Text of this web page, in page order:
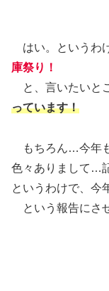
はい。というわ
庫祭り！
と、言いたいと
っています！
もちろん…今年
色々ありまして…
というわけで、今
という報告にさ